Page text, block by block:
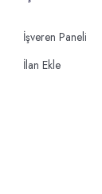
İşveren Paneli
İlan Ekle